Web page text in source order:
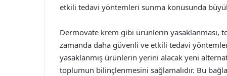
etkili tedavi yöntemleri sunma konusunda
Dermovate krem gibi ürünlerin yasaklanması,
zamanda daha güvenli ve etkili tedavi
yasaklanmış ürünlerin yerini alacak yeni
toplumun bilinçlenmesini sağlamalıdır. Bu